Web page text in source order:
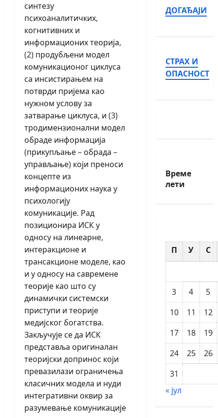
синтезу
психоаналитичких,
когнитивних и
информационих теорија,
(2) продубљени модел
комуникационог циклуса
са инсистирањем на
потврди пријема као
нужном услову за
затварање циклуса, и (3)
тродимензионални модел
обраде информација
(прикупљање – обрада –
управљање) који преноси
концепте из
информационих наука у
психологију
комуникације. Рад
позиционира ИСК у
односу на линеарне,
интеракционе и
трансакционе моделе, као
и у односу на савремене
теорије као што су
динамички системски
приступи и теорије
медијског богатства.
Закључује се да ИСК
представља оригиналан
теоријски допринос који
превазилази ограничења
класичних модела и нуди
интегративни оквир за
разумевање комуникације
ДОГАЂАЈИ
СТРАХ И
ОПАСНОСТ
Време
лети
П У С
3 4
5
10
11
12
17
18
19
24
25
26
31
« јул